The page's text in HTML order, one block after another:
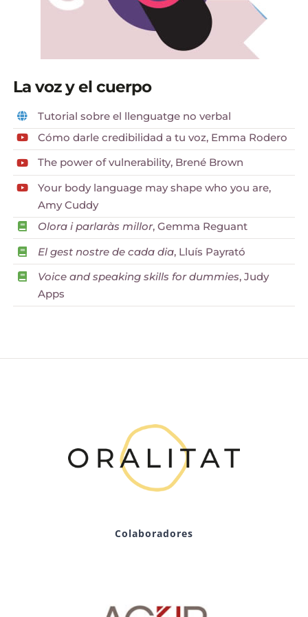
La voz y el cuerpo
Tutorial sobre el llenguatge no verbal
Cómo darle credibilidad a tu voz, Emma Rodero
The power of vulnerability, Brené Brown
Your body language may shape who you are,
Amy Cuddy
Olora i parlaràs millor, Gemma Reguant
El gest nostre de cada dia, Lluís Payrató
Voice and speaking skills for dummies, Judy
Apps
Colaboradores